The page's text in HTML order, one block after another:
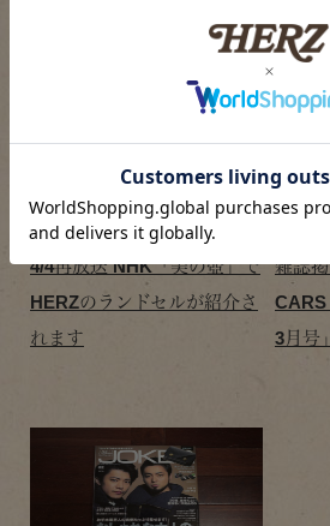
2016年,プレスリリース
4/4再放送 NHK「美の壺」で
HERZのランドセルが紹介さ
れます
2016/
雑誌
CARS
3月号」